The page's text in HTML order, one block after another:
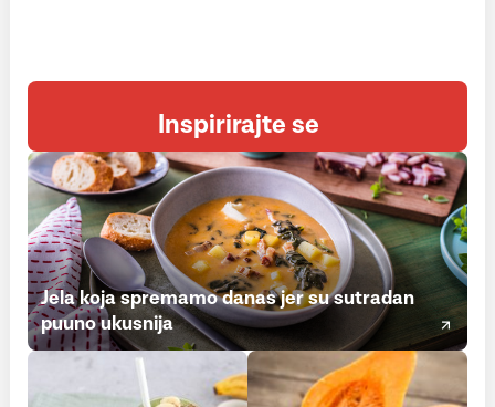
Inspirirajte se
Jela koja spremamo danas jer su sutradan
puuno ukusnija